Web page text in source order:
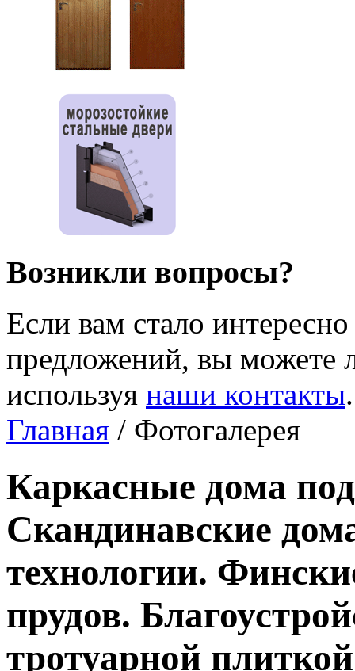
Возникли вопросы?
Если вам стало
предложений, вы можете
используя наши контакты.
Главная / Фотогалерея
Каркасные дома
Скандинавские
технологии.
прудов.
тротуарной